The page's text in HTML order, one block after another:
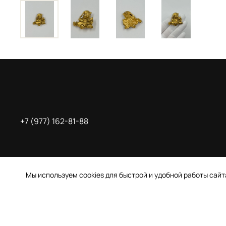
+7 (977) 162-81-88
Мы используем cookies для быстрой и удобной работы